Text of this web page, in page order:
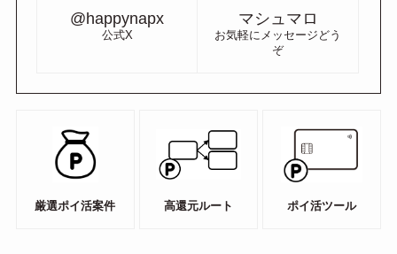
@happynapx
公式X
マシュマロ
お気軽にメッセージどう
ぞ
厳選ポイ活案件 高還元ルート ポイ活ツール